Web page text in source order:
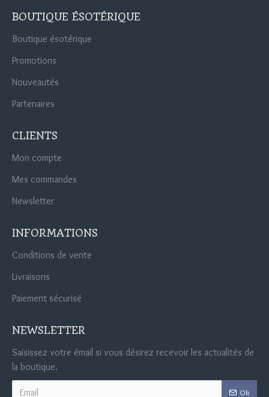
BOUTIQUE ÉSOTÉRIQUE
Boutique ésotérique
Promotions
Nouveautés
Partenaires
CLIENTS
Mon compte
Mes commandes
Newsletter
INFORMATIONS
Conditions de vente
Livraisons
Paiement sécurisé
NEWSLETTER
Saisissez votre émail si vous désirez recevoir les actualités de
la boutique.
Ok